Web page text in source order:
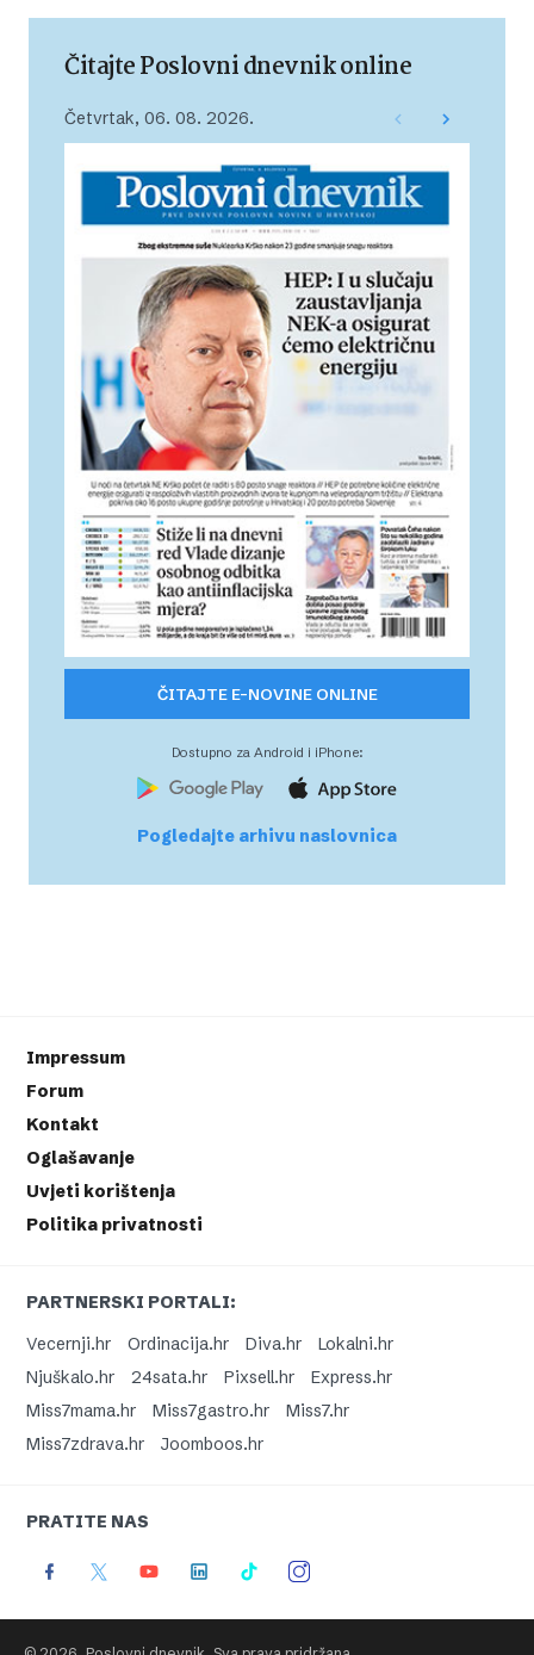
Čitajte Poslovni dnevnik online
Četvrtak, 06. 08. 2026.
ČITAJTE E-NOVINE ONLINE
Dostupno za Android i iPhone:
Pogledajte arhivu naslovnica
Impressum
Forum
Kontakt
Oglašavanje
Uvjeti korištenja
Politika privatnosti
PARTNERSKI PORTALI:
Vecernji.hr
Ordinacija.hr Diva.hr
Lokalni.hr
Njuškalo.hr
24sata.hr Pixsell.hr
Express.hr
Miss7mama.hr
Miss7gastro.hr
Miss7.hr
Miss7zdrava.hr
Joomboos.hr
PRATITE NAS